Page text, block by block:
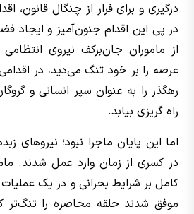
درگیری و برای فرار از چنگال قانون،
در پی این اقدام جنون‌آمیز و
از ماموران جان‌برکف نیروی
عرصه را بر خود تنگ می‌دید، در اقدامی
رهگذر را به عنوان سپر انسانی و
راه گریزی بیابد.
اما این پایان ماجرا نبود؛ نیروهای
در کسری از زمان وارد عمل شدند.
کامل بر شرایط بحرانی و در یک
موفق شدند حلقه محاصره را تنگ‌تر